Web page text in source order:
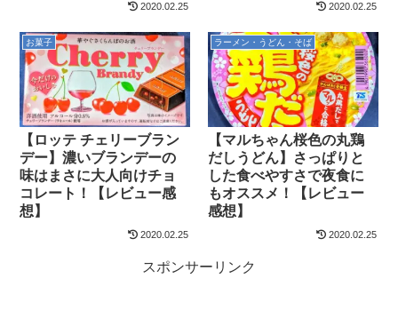
2020.02.25 2020.02.25
お菓子
【ロッテ チェリーブラン
デー】濃いブランデーの
味はまさに大人向けチョ
コレート！【レビュー感
想】
2020.02.25
ラーメン・うどん・そば
【マルちゃん桜色の丸鶏
だしうどん】さっぱりと
した食べやすさで夜食に
もオススメ！【レビュー
感想】
2020.02.25
スポンサーリンク